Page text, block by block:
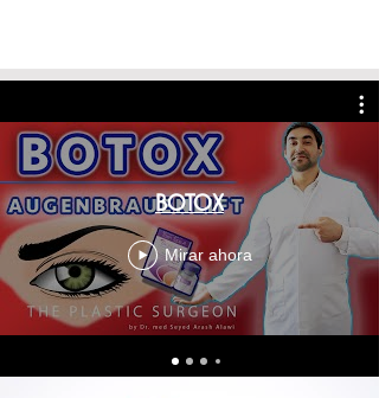
BOTOX
Mirar ahora